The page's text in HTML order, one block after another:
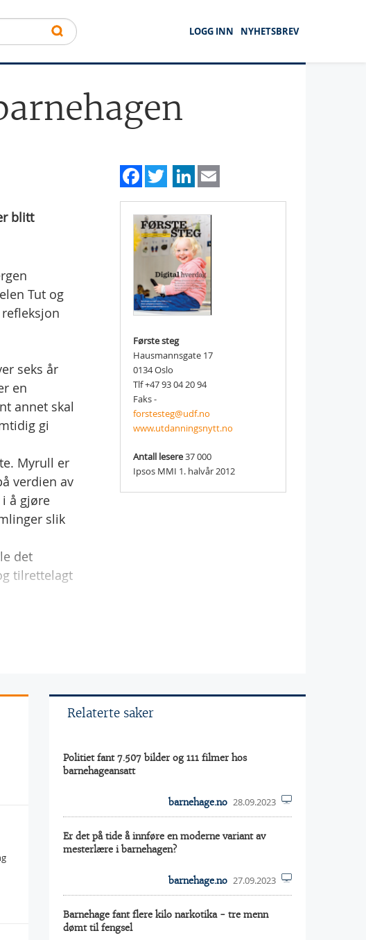
LOGG INN
NYHETSBREV
blitt
Tut og
seks år
en
annet skal
gi
Myrull er
verdien av
å gjøre
slik
det
tilrettelagt
Facebook
TwitterLinkedIn
Første steg
Hausmannsgate 17
0134 Oslo
Tlf +47 93 04 20 94
Faks -
forstesteg@udf.no
www.utdanningsnytt.no
Antall lesere37 000
Ipsos MMI 1. halvår 2012
Relaterte saker
Politiet fant 7.507 bilder og 111 filmer hos
barnehageansatt
barnehage.no 28.09.2023
Er det på tide å innføre en moderne variant av
mesterlære i barnehagen?
barnehage.no 27.09.2023
Barnehage fant flere kilo narkotika - tre menn
dømt til fengsel